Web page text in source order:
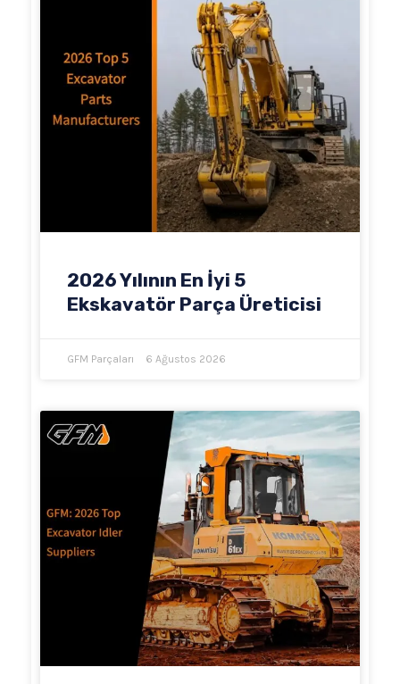
2026 Yılının En İyi 5
Ekskavatör Parça Üreticisi
GFM Parçaları 6 Ağustos 2026